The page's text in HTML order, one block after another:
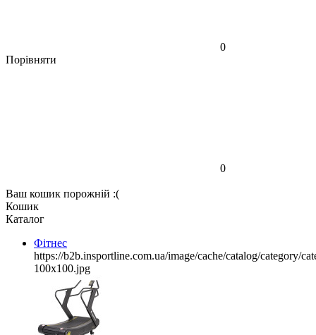
0
Порівняти
0
Ваш кошик порожній :(
Кошик
Каталог
Фітнес
https://b2b.insportline.com.ua/image/cache/catalog/category/
100x100.jpg